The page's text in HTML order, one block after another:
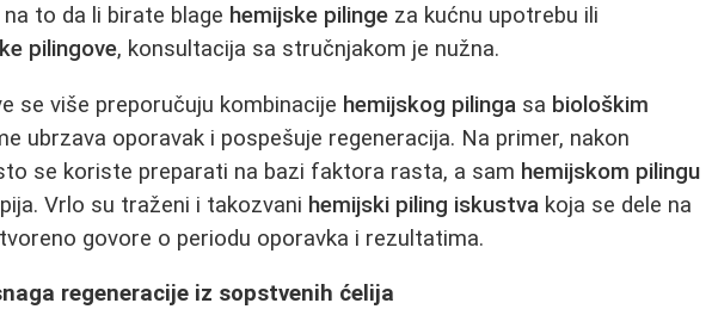
to da li birate blage hemijske pilinge za kućnu upotrebu ili
pilingove, konsultacija sa stručnjakom je nužna.
se više preporučuju kombinacije hemijskog pilinga sa biološkim
ubrzava oporavak i pospešuje regeneracija. Na primer, nakon
se koriste preparati na bazi faktora rasta, a sam hemijskom pilingu
Vrlo su traženi i takozvani hemijski piling iskustva koja se dele na
govore o periodu oporavka i rezultatima.
regeneracije iz sopstvenih ćelija